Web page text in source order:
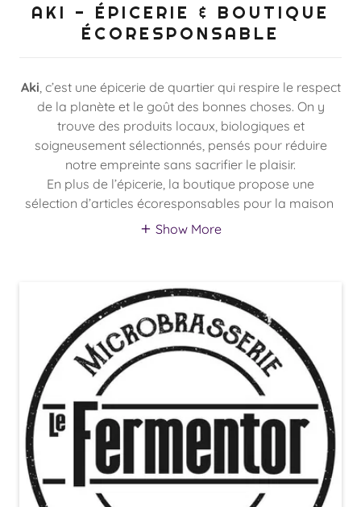
AKI - ÉPICERIE & BOUTIQUE
ÉCORESPONSABLE
Aki, c’est une épicerie de quartier qui respire le respect
de la planète et le goût des bonnes choses. On y
trouve des produits locaux, biologiques et
soigneusement sélectionnés, pensés pour réduire
notre empreinte sans sacrifier le plaisir.
En plus de l’épicerie, la boutique propose une
sélection d’articles écoresponsables pour la maison
Show More